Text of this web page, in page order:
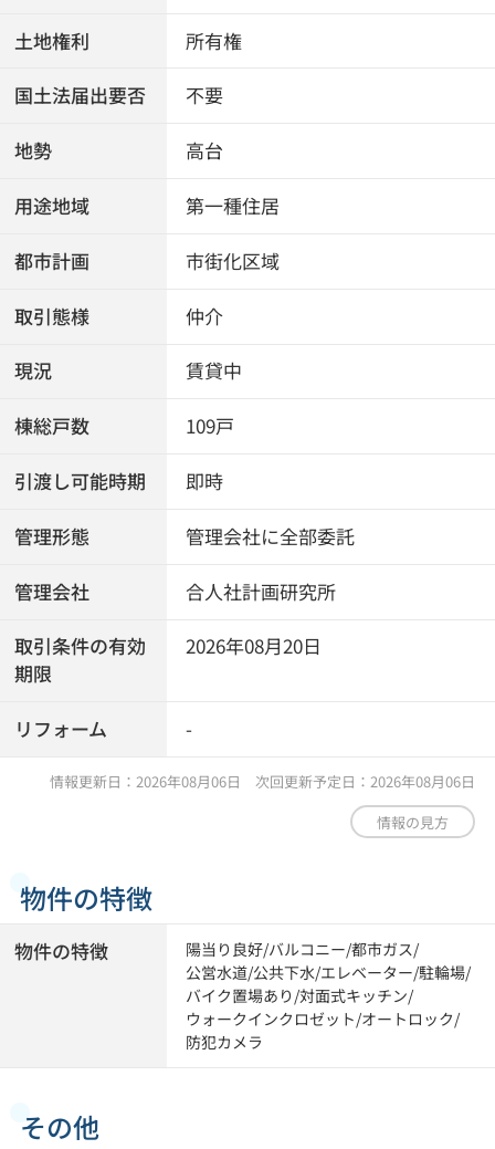
土地権利 所有権
国土法届出要否 不要
地勢 高台
用途地域 第一種住居
都市計画 市街化区域
取引態様 仲介
現況 賃貸中
棟総戸数 109戸
引渡し可能時期 即時
管理形態 管理会社に全部委託
管理会社 合人社計画研究所
取引条件の有効
期限
2026年08月20日
リフォーム -
情報更新日：2026年08月06日 次回更新予定日：2026年08月06日
情報の見方
物件の特徴
物件の特徴 陽当り良好/バルコニー/都市ガス/
公営水道/公共下水/エレベーター/駐輪場/
バイク置場あり /対面式キッチン/
ウォークインクロゼット/オートロック/
防犯カメラ
その他